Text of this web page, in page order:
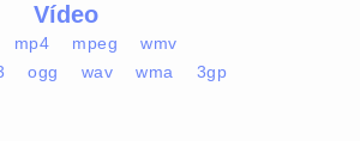
Vídeo
mp4 mpeg
wmv
ogg wav wma 3gp